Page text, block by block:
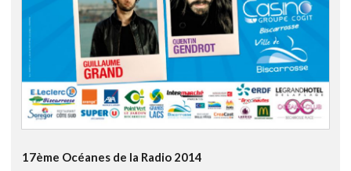
17ème Océanes de la Radio 2014